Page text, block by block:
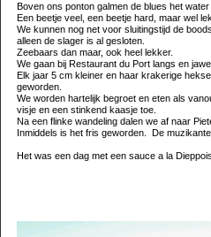
Boven ons ponton galmen de blues het water
Een beetje veel, een beetje hard, maar wel
We kunnen nog net voor sluitingstijd de
alleen de slager is al gesloten.
Zeebaars dan maar, ook heel lekker.
We gaan bij Restaurant du Port langs en
Elk jaar 5 cm kleiner en haar krakerige
geworden.
We worden hartelijk begroet en eten als
visje en een stinkend kaasje toe.
Na een flinke wandeling dalen we af naar
Inmiddels is het fris geworden. De
Het was een dag met een sauce a la